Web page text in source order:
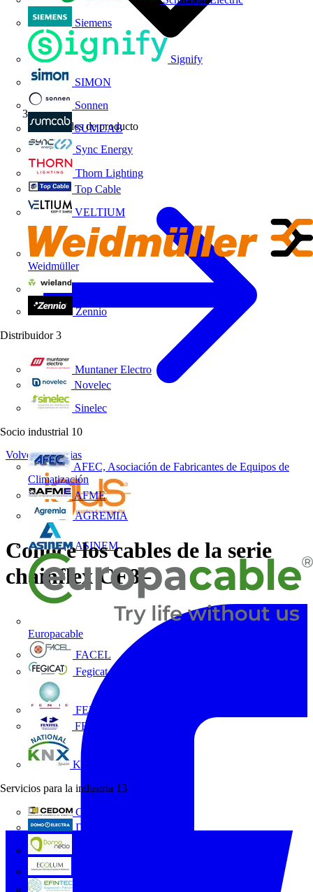
Siemens
Signify
SIMON
Sonnen
SUMCAB
Sync Energy
Thorn Lighting
Top Cable
VELTIUM
Weidmüller
Zennio
Distribuidor 3
Muntaner Electro
Novelec
Sinelec
Socio industrial 10
AFEC, Asociación de Fabricantes de Equipos de
Climatización
AFME
AGREMIA
ASINEM
Europacable
FACEL
Fegicat
FENIE
FENITEL
KNX España
Servicios para la industria 13
CEDOM
Domo Electra
Novedades de producto
Volver a Noticias
Conoce los cables de la serie
chainflex CF8–